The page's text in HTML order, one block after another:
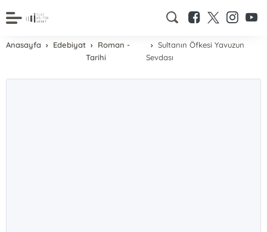
Anasayfa Edebiyat
Roman -
Tarihi
Sultanın Öfkesi Yavuzun
Sevdası